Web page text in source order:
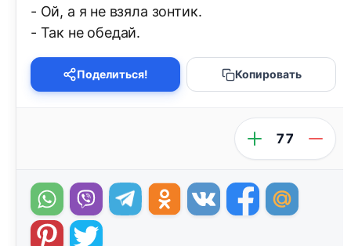
- Ой, а я не взяла зонтик.
- Так не обедай.
Поделиться! Копировать
77